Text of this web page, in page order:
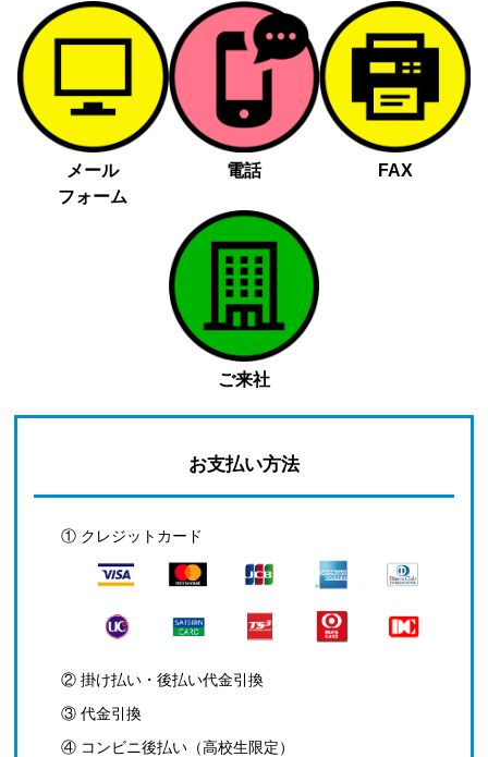
メール
フォーム
電話 FAX
ご来社
お支払い方法
① クレジットカード
② 掛け払い・後払い代金引換
③ 代金引換
④ コンビニ後払い（高校生限定）